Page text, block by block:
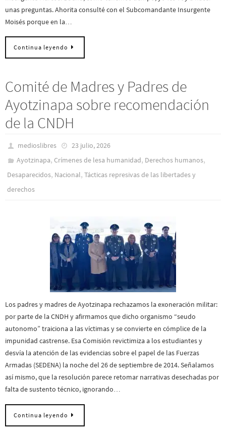
unas preguntas. Ahorita consulté con el Subcomandante Insurgente
Moisés porque en la…
Continua leyendo
Comité de Madres y Padres de
Ayotzinapa sobre recomendación
de la CNDH
medioslibres
23 julio, 2026
Ayotzinapa,Crímenes de lesa humanidad, Derechos humanos,
Desaparecidos, Nacional, Tácticas represivas de las libertades y
derechos
Los padres y madres de Ayotzinapa rechazamos la exoneración militar:
por parte de la CNDH y afirmamos que dicho organismo “seudo
autonomo” traiciona a las víctimas y se convierte en cómplice de la
impunidad castrense. Esa Comisión revictimiza a los estudiantes y
desvía la atención de las evidencias sobre el papel de las Fuerzas
Armadas (SEDENA) la noche del 26 de septiembre de 2014. Señalamos
así mismo, que la resolución parece retomar narrativas desechadas por
falta de sustento técnico, ignorando…
Continua leyendo